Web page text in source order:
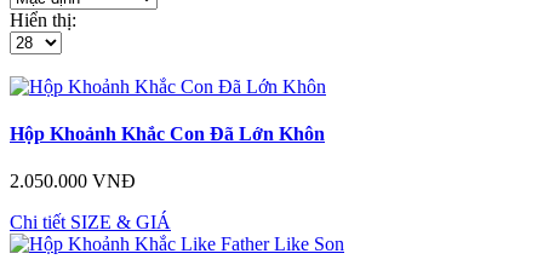
Hiển thị:
Hộp Khoảnh Khắc Con Đã Lớn Khôn
2.050.000 VNĐ
Chi tiết SIZE & GIÁ